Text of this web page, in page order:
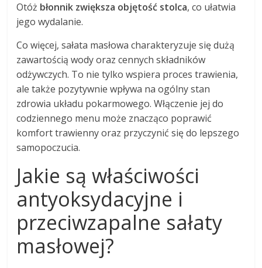
Otóż błonnik zwiększa objętość stolca, co ułatwia
jego wydalanie.
Co więcej, sałata masłowa charakteryzuje się dużą
zawartością wody oraz cennych składników
odżywczych. To nie tylko wspiera proces trawienia,
ale także pozytywnie wpływa na ogólny stan
zdrowia układu pokarmowego. Włączenie jej do
codziennego menu może znacząco poprawić
komfort trawienny oraz przyczynić się do lepszego
samopoczucia.
Jakie są właściwości
antyoksydacyjne i
przeciwzapalne sałaty
masłowej?